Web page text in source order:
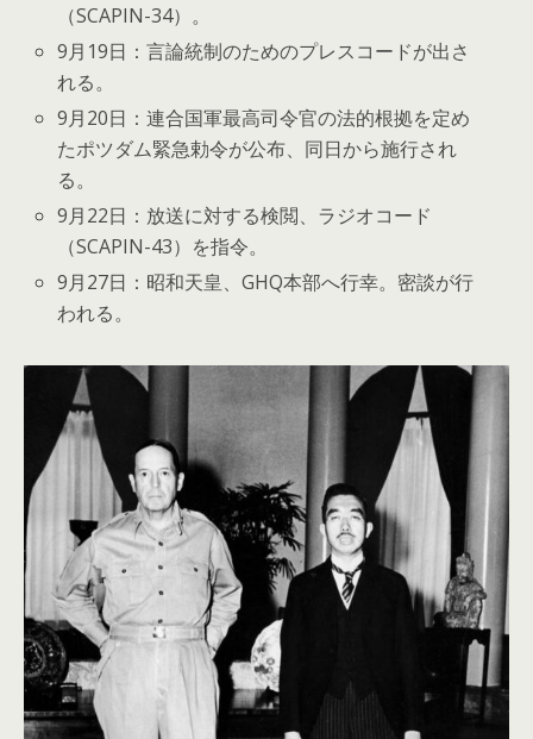
（SCAPIN-34）。
9月19日：言論統制のためのプレスコードが出さ
れる。
9月20日：連合国軍最高司令官の法的根拠を定め
たポツダム緊急勅令が公布、同日から施行され
る。
9月22日：放送に対する検閲、ラジオコード
（SCAPIN-43）を指令。
9月27日：昭和天皇、GHQ本部へ行幸。密談が行
われる。